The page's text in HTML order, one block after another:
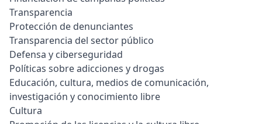
Transparencia
Protección de denunciantes
Transparencia del sector público
Defensa y ciberseguridad
Políticas sobre adicciones y drogas
Educación, cultura, medios de comunicación,
investigación y conocimiento libre
Cultura